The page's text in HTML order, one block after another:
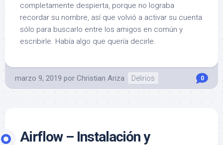
completamente despierta, porque no lograba
recordar su nombre, así que volvió a activar su cuenta
sólo para buscarlo entre los amigos en común y
escribirle. Había algo que quería decirle.
marzo 9, 2019 por Christian Ariza Delirios 0
Airflow – Instalación y